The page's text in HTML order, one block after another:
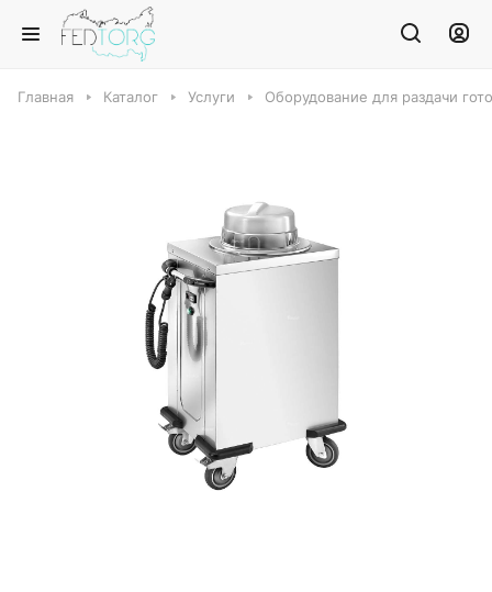
Главная Каталог Услуги Оборудование для раздачи